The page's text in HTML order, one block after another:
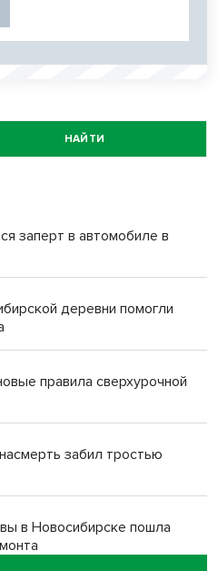
НАЙТИ
заперт в автомобиле в
деревни помогли
правила сверхурочной
забил тростью
в Новосибирске пошла